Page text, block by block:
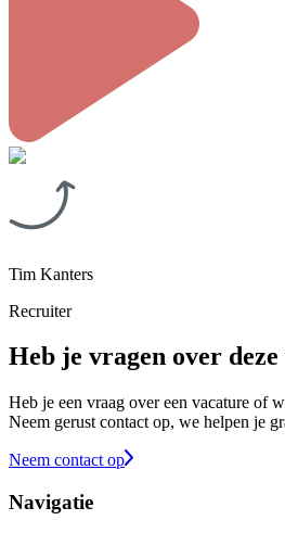
Tim Kanters
Recruiter
Heb je vragen over
Heb je een vraag over een vacature of
Neem gerust contact op, we helpen je
Neem contact op
Navigatie